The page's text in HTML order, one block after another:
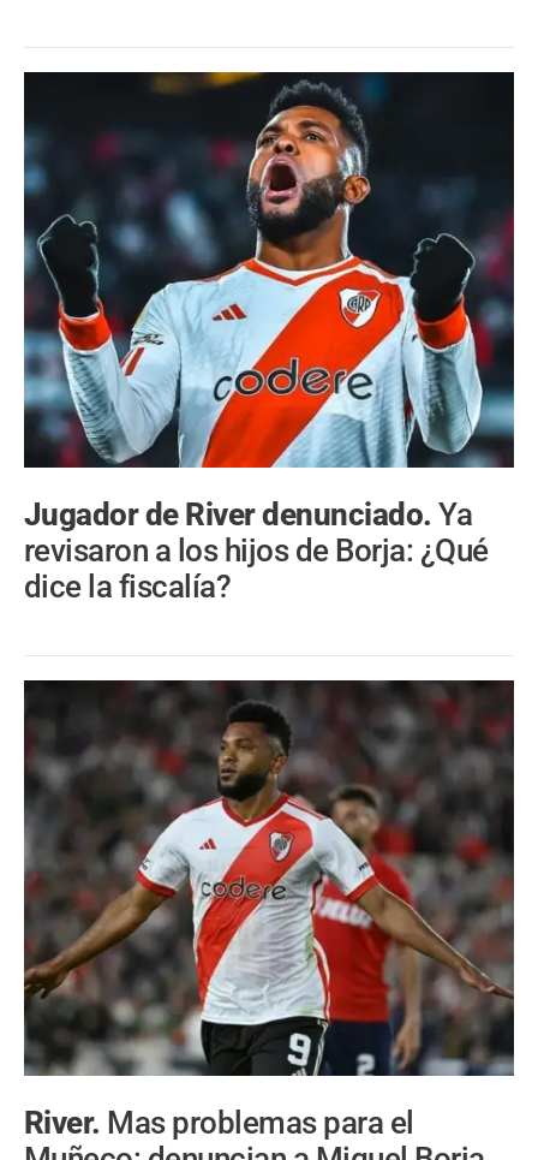
Jugador de River denunciado.Ya
revisaron a los hijos de Borja: ¿Qué
dice la fiscalía?
River. Mas problemas para el